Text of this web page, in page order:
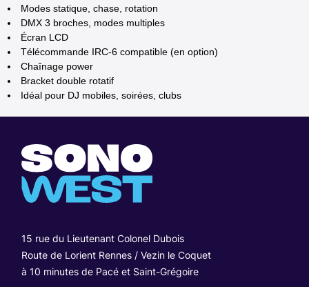
Modes statique, chase, rotation
DMX 3 broches, modes multiples
Écran LCD
Télécommande IRC-6 compatible (en option)
Chaînage power
Bracket double rotatif
Idéal pour DJ mobiles, soirées, clubs
15 rue du Lieutenant Colonel Dubois
Route de Lorient Rennes / Vezin le Coquet
à 10 minutes de Pacé et Saint-Grégoire